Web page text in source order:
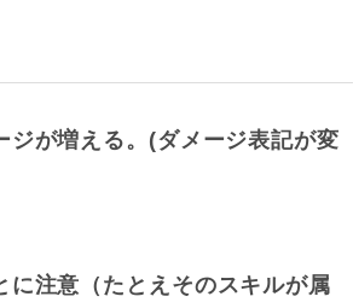
ジが増える。(ダメージ表記が変
注意（たとえそのスキルが属